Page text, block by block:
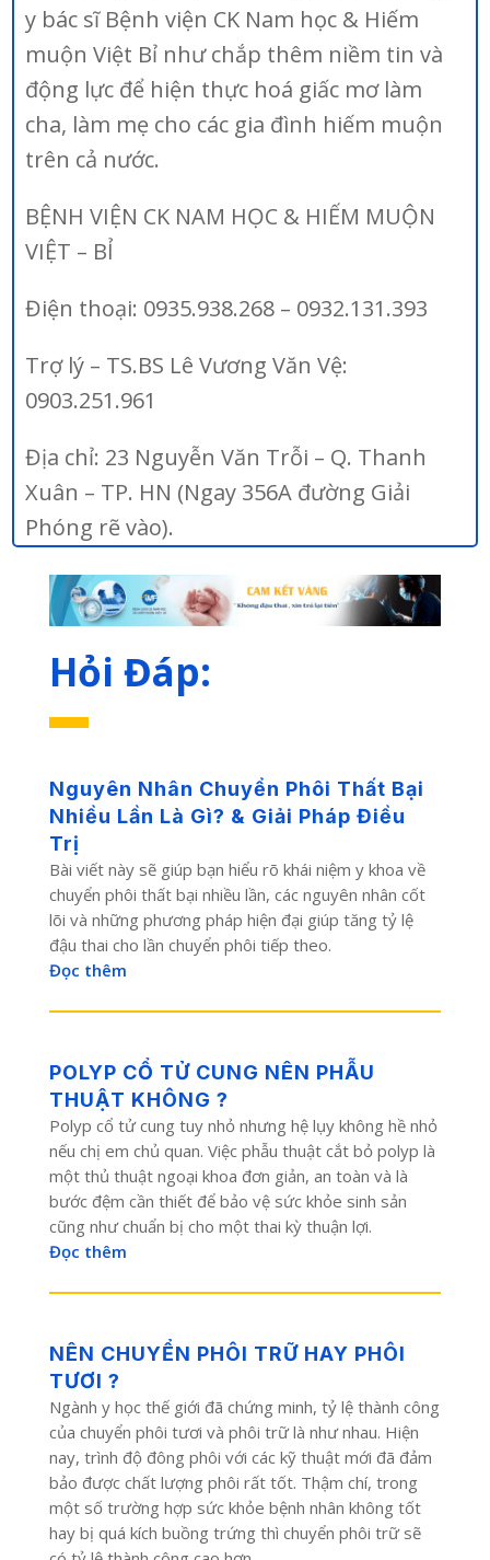
y bác sĩ Bệnh viện CK Nam học & Hiếm
muộn Việt Bỉ như chắp thêm niềm tin và
động lực để hiện thực hoá giấc mơ làm
cha, làm mẹ cho các gia đình hiếm muộn
trên cả nước.
BỆNH VIỆN CK NAM HỌC & HIẾM MUỘN
VIỆT – BỈ
Điện thoại: 0935.938.268 – 0932.131.393
Trợ lý – TS.BS Lê Vương Văn Vệ:
0903.251.961
Địa chỉ: 23 Nguyễn Văn Trỗi – Q. Thanh
Xuân – TP. HN (Ngay 356A đường Giải
Phóng rẽ vào).
Hỏi Đáp:
Nguyên Nhân Chuyển Phôi Thất Bại
Nhiều Lần Là Gì? & Giải Pháp Điều
Trị
Bài viết này sẽ giúp bạn hiểu rõ khái niệm y khoa về
chuyển phôi thất bại nhiều lần, các nguyên nhân cốt
lõi và những phương pháp hiện đại giúp tăng tỷ lệ
đậu thai cho lần chuyển phôi tiếp theo.
Đọc thêm
POLYP CỔ TỬ CUNG NÊN PHẪU
THUẬT KHÔNG ?
Polyp cổ tử cung tuy nhỏ nhưng hệ lụy không hề nhỏ
nếu chị em chủ quan. Việc phẫu thuật cắt bỏ polyp là
một thủ thuật ngoại khoa đơn giản, an toàn và là
bước đệm cần thiết để bảo vệ sức khỏe sinh sản
cũng như chuẩn bị cho một thai kỳ thuận lợi.
Đọc thêm
NÊN CHUYỂN PHÔI TRỮ HAY PHÔI
TƯƠI ?
Ngành y học thế giới đã chứng minh, tỷ lệ thành công
của chuyển phôi tươi và phôi trữ là như nhau. Hiện
nay, trình độ đông phôi với các kỹ thuật mới đã đảm
bảo được chất lượng phôi rất tốt. Thậm chí, trong
một số trường hợp sức khỏe bệnh nhân không tốt
hay bị quá kích buồng trứng thì chuyển phôi trữ sẽ